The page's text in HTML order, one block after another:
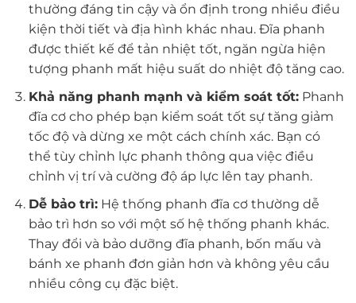
thường đáng tin cậy và ổn định trong nhiều điều
kiện thời tiết và địa hình khác nhau. Đĩa phanh
được thiết kế để tản nhiệt tốt, ngăn ngừa hiện
tượng phanh mất hiệu suất do nhiệt độ tăng cao.
Khả năng phanh mạnh và kiểm soát tốt:Phanh
đĩa cơ cho phép bạn kiểm soát tốt sự tăng giảm
tốc độ và dừng xe một cách chính xác. Bạn có
thể tùy chỉnh lực phanh thông qua việc điều
chỉnh vị trí và cường độ áp lực lên tay phanh.
Dễ bảo trì:Hệ thống phanh đĩa cơ thường dễ
bảo trì hơn so với một số hệ thống phanh khác.
Thay đổi và bảo dưỡng đĩa phanh, bốn mấu và
bánh xe phanh đơn giản hơn và không yêu cầu
nhiều công cụ đặc biệt.